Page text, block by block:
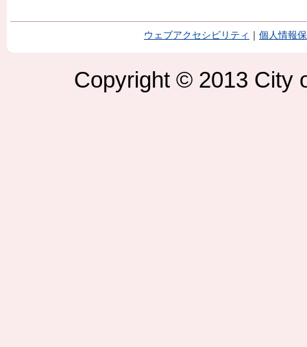
ウェブアクセシビリティ 個人情報
Copyright © 2013 City